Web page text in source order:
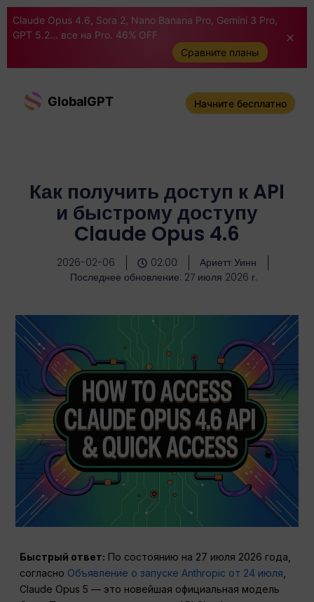
Claude Opus 4.6, Sora 2, Nano Banana Pro, Gemini 3 Pro,
GPT 5.2... все на Pro. 46% OFF
Сравните планы
GlobalGPT Начните бесплатно
Как получить доступ к API
и быстрому доступу
Claude Opus 4.6
2026-02-06 02:00
Ариетт Уинн
Последнее обновление: 27 июля 2026 г.
Быстрый ответ: По состоянию на 27 июля 2026 года,
согласно Объявление о запуске Anthropic от 24 июля
Claude Opus 5 — это новейшая официальная модель